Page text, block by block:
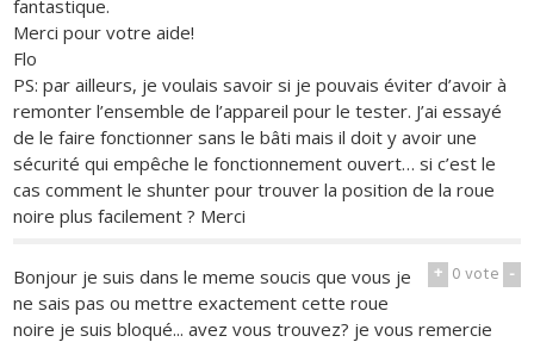
fantastique.
Merci pour votre aide!
Flo
PS: par ailleurs, je voulais savoir si je pouvais éviter d’avoir à
remonter l’ensemble de l’appareil pour le tester. J’ai essayé
de le faire fonctionner sans le bâti mais il doit y avoir une
sécurité qui empêche le fonctionnement ouvert… si c’est le
cas comment le shunter pour trouver la position de la roue
noire plus facilement ? Merci
+ 0vote -
Bonjour je suis dans le meme soucis que vous je
ne sais pas ou mettre exactement cette roue
noire je suis bloqué... avez vous trouvez? je vous remercie